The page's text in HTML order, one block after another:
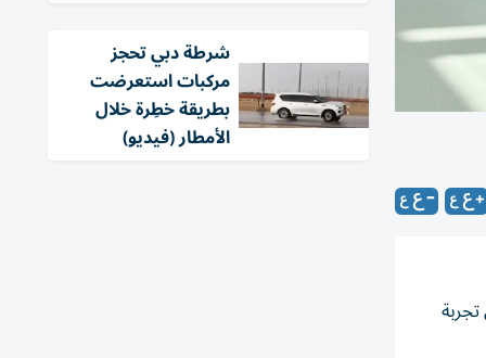
شرطة دبي تحجز
مركبات استعرضت
بطريقة خطِرة خلال
الأمطار (فيديو)